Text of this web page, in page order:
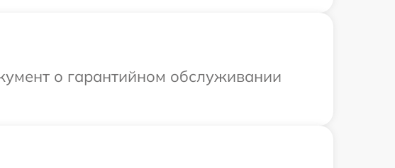
о гарантийном обслуживании